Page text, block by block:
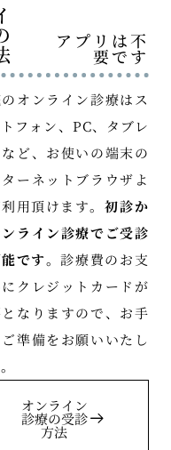
アプリは不
要です
オンライン診療はス
フォン、PC、タブレ
など、お使いの端末の
ーネットブラウザよ
用頂けます。 初診か
ライン診療でご受診
です。 診療費のお支
クレジットカードが
なりますので、お手
準備をお願いいたし
オンライン
診療の受診
方法